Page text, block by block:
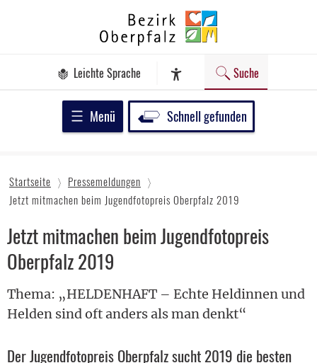
Bezirk
Oberpfalz
Leichte Sprache
Assistenz-Software
Suche
Menü Schnell gefunden
Startseite
Pressemeldungen
Jetzt mitmachen beim Jugendfotopreis Oberpfalz 2019
Jetzt mitmachen beim Jugendfotopreis
Oberpfalz 2019
Thema: „HELDENHAFT – Echte Heldinnen und
Helden sind oft anders als man denkt“
Der Jugendfotopreis Oberpfalz sucht 2019 die besten